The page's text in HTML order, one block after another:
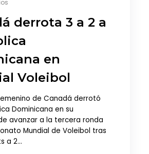
derrota 3 a 2 a
en
Voleibol
de Canadá derrotó
Dominicana en su
avanzar a la tercera ronda
Mundial de Voleibol tras
a 2…